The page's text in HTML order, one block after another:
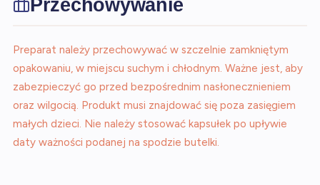
Przechowywanie
Preparat należy przechowywać w szczelnie zamkniętym
opakowaniu, w miejscu suchym i chłodnym. Ważne jest, aby
zabezpieczyć go przed bezpośrednim nasłonecznieniem
oraz wilgocią. Produkt musi znajdować się poza zasięgiem
małych dzieci. Nie należy stosować kapsułek po upływie
daty ważności podanej na spodzie butelki.